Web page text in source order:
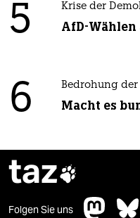
5 Krise der
AfD-
6 Bedrohung
Macht es
taz
Folgen Sie uns